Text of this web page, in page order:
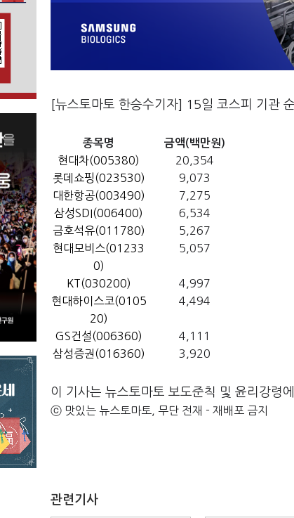
[뉴스토마토 한승수기자] 15일 코스피 기관
종목명 금액(백만원)
현대차(005380)
20,354
롯데쇼핑(023530)
9,073
대한항공(003490)
7,275
삼성SDI(006400)
6,534
금호석유(011780)
5,267
현대모비스(01233
0)
5,057
KT(030200)
4,997
현대하이스코(0105
20)
4,494
GS건설(006360)
4,111
삼성증권(016360)
3,920
이 기사는 뉴스토마토 보도준칙 및 윤리강령
ⓒ 맛있는 뉴스토마토, 무단 전재 - 재배포 금지
관련기사